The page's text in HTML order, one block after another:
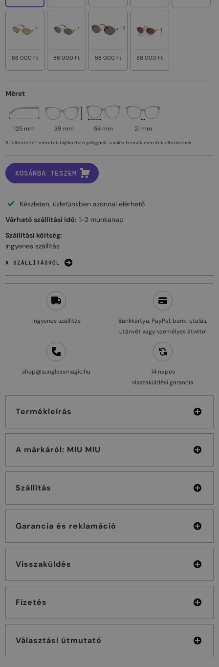
Ingyenes szállítás
Bankkártya, PayPal, banki utalás,
utánvét vagy személyes átvétel
shop@sunglassmagic.hu
14 napos
visszaküldési garancia
Termékleírás
A márkáról: MIU MIU
Szállítás
Garancia és reklamáció
Visszaküldés
Fizetés
Választási útmutató
86 000 Ft 86 000 Ft 86 000 Ft 86 000 Ft
Méret
125 mm 39 mm 54 mm 21 mm
A feltüntetett méretek tájékoztató jellegűek, a valós termék méretek eltérhetnek.
KOSÁRBA TESZEM
Készleten, üzletünkben azonnal elérhető
Várható szállítási idő: 1-2 munkanap
Szállítási költség:
Ingyenes szállítás
A SZÁLLÍTÁSRÓL